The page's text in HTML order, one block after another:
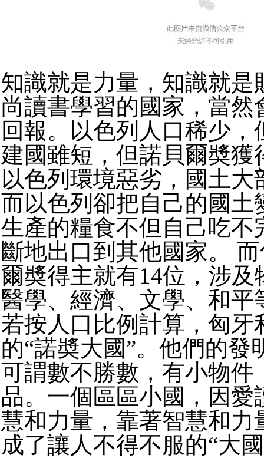
知識就是力量，知識就是
尚讀書學習的國家，當然
回報。以色列人口稀少，
建國雖短，但諾貝爾奬獲
以色列環境惡劣，國土大
而以色列卻把自己的國土
生產的糧食不但自己吃不
斷地出口到其他國家。
爾奬得主就有14位，涉及
醫學、經濟、文學、和平
若按人口比例計算，匈牙
的“諾奬大國”。他們的發
可謂數不勝數，有小物件
品。一個區區小國，因愛
慧和力量，靠著智慧和力
成了讓人不得不服的“大